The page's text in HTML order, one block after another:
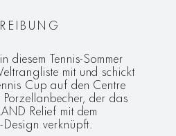
diesem Tennis-Sommer
mit und schickt
Cup auf den Centre
der das
Relief mit dem
verknüpft.